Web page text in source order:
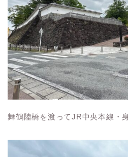
舞鶴陸橋を渡ってJR中央本線・